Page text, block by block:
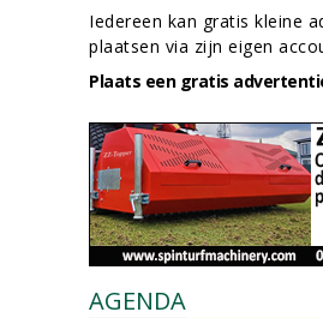
Iedereen kan gratis kleine
plaatsen via zijn eigen
Plaats een gratis
AGENDA